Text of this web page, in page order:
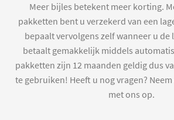
Meer bijles betekent meer korting.
pakketten bent u verzekerd van een
bepaalt vervolgens zelf wanneer u de
betaalt gemakkelijk middels
pakketten zijn 12 maanden geldig dus
te gebruiken! Heeft u nog vragen?
met ons op.